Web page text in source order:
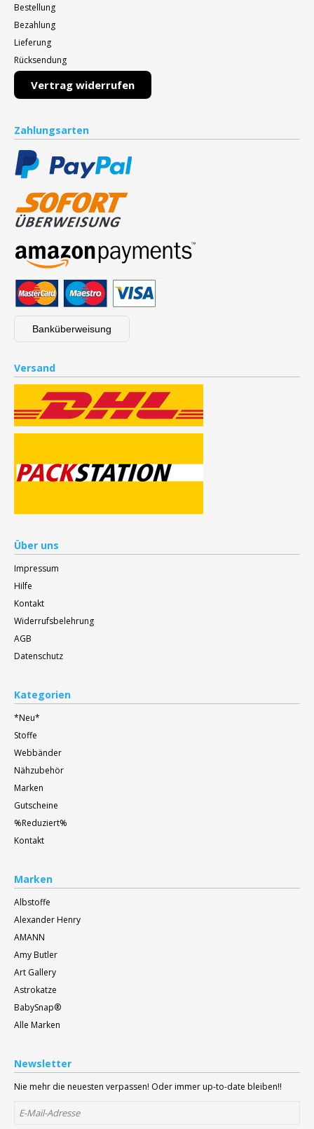
Bestellung
Bezahlung
Lieferung
Rücksendung
Vertrag widerrufen
Zahlungsarten
Banküberweisung
Versand
Über uns
Impressum
Hilfe
Kontakt
Widerrufsbelehrung
AGB
Datenschutz
Kategorien
*Neu*
Stoffe
Webbänder
Nähzubehör
Marken
Gutscheine
%Reduziert%
Kontakt
Marken
Albstoffe
Alexander Henry
AMANN
Amy Butler
Art Gallery
Astrokatze
BabySnap®
Alle Marken
Newsletter
Nie mehr die neuesten verpassen! Oder immer up-to-date bleiben!!